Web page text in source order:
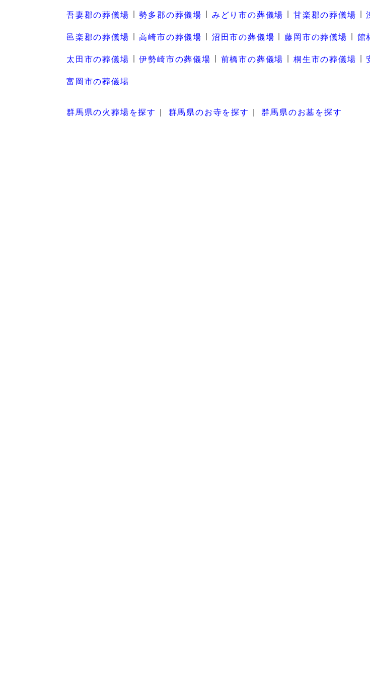
吾妻郡の葬儀場 勢多郡の葬儀場 みどり市の葬儀場 甘楽郡の葬儀場
邑楽郡の葬儀場
高崎市の葬儀場 沼田市の葬儀場 藤岡市の葬儀場
館
太田市の葬儀場
伊勢崎市の葬儀場 前橋市の葬儀場 桐生市の葬儀場
富岡市の葬儀場
群馬県の火葬場を探す 群馬県のお寺を探す 群馬県のお墓を探す